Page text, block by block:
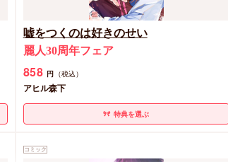
嘘をつくのは好きのせい
麗人30周年フェア
858 円 （税込）
アヒル森下
特典を選ぶ
コミック